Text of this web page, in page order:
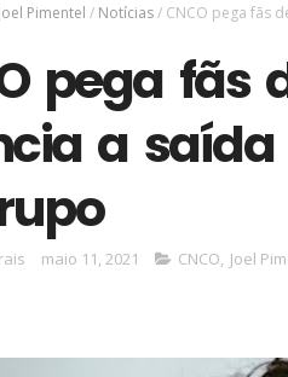
Joel Pimentel / Notícias/ CNCO pega fãs
pega fãs
a saída
maio 11, 2021 CNCO, Joel